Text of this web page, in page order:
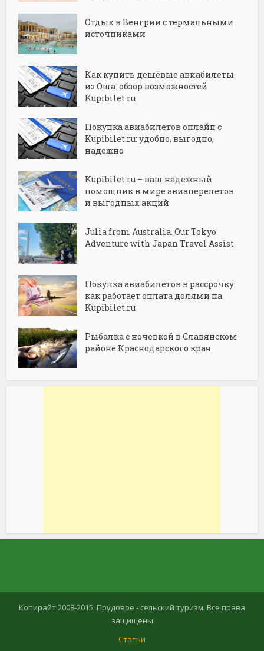
Отдых в Венгрии с термальными
источниками
Как купить дешёвые авиабилеты
из Оша: обзор возможностей
Kupibilet.ru
Покупка авиабилетов онлайн с
Kupibilet.ru: удобно, выгодно,
надежно
Kupibilet.ru – ваш надежный
помощник в мире авиаперелетов
и выгодных акций
Julia from Australia. Our Tokyo
Adventure with Japan Travel Assist
Покупка авиабилетов в рассрочку:
как работает оплата долями на
Kupibilet.ru
Рыбалка с ночевкой в Славянском
районе Краснодарского края
Копирайт 2008-2015. Прудовое - сельский туризм. Все права
защищены
Статьи